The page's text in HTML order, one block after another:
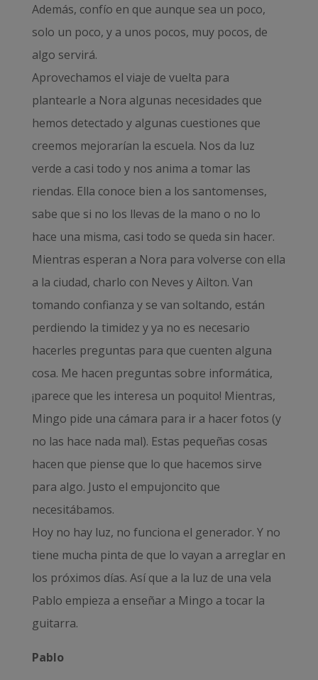
Además, confío en que aunque sea un poco,
solo un poco, y a unos pocos, muy pocos, de
algo servirá.
Aprovechamos el viaje de vuelta para
plantearle a Nora algunas necesidades que
hemos detectado y algunas cuestiones que
creemos mejorarían la escuela. Nos da luz
verde a casi todo y nos anima a tomar las
riendas. Ella conoce bien a los santomenses,
sabe que si no los llevas de la mano o no lo
hace una misma, casi todo se queda sin hacer.
Mientras esperan a Nora para volverse con ella
a la ciudad, charlo con Neves y Ailton. Van
tomando confianza y se van soltando, están
perdiendo la timidez y ya no es necesario
hacerles preguntas para que cuenten alguna
cosa. Me hacen preguntas sobre informática,
¡parece que les interesa un poquito! Mientras,
Mingo pide una cámara para ir a hacer fotos (y
no las hace nada mal). Estas pequeñas cosas
hacen que piense que lo que hacemos sirve
para algo. Justo el empujoncito que
necesitábamos.
Hoy no hay luz, no funciona el generador. Y no
tiene mucha pinta de que lo vayan a arreglar en
los próximos días. Así que a la luz de una vela
Pablo empieza a enseñar a Mingo a tocar la
guitarra.
Pablo